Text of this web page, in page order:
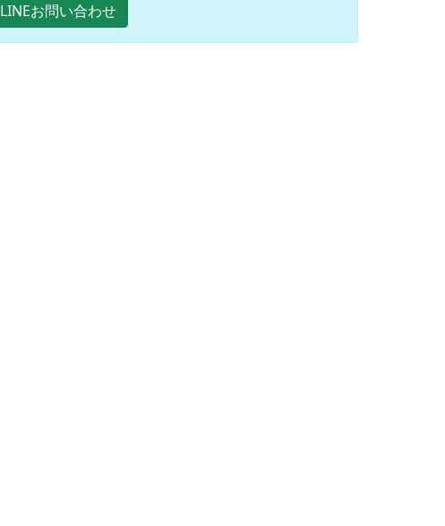
LINEお問い合わせ